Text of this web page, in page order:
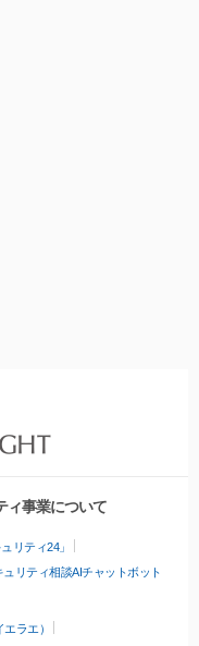
ィ事業について
リティ24」
ュリティ相談AIチャットボット
ラエ）